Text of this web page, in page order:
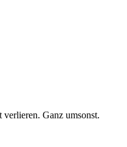
Ganz umsonst.